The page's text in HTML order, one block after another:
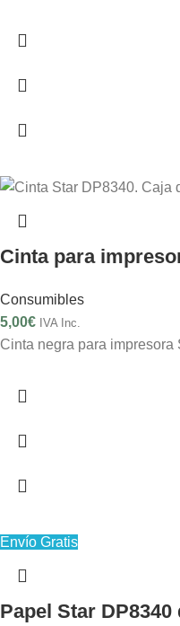
Cinta para
Consumibles
5,00€ IVA Inc.
Cinta negra para impresora
Envío Gratis
Papel Star